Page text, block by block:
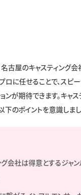
名古屋のキャスティング
ロに任せることで、スピ
ンが期待できます。キャ
のポイントを意識しまし
グ会社は得意とするジャン